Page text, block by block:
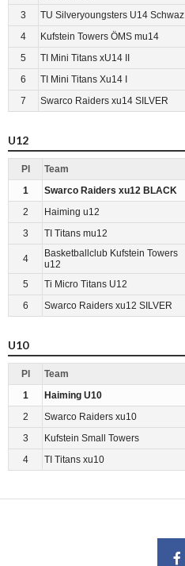
3
TU Silveryoungsters U14 Schwaz
4
Kufstein Towers ÖMS mu14
5
TI Mini Titans xU14 II
6
TI Mini Titans Xu14 I
7
Swarco Raiders xu14 SILVER
U12
Pl Team
1
Swarco Raiders xu12 BLACK
2
Haiming u12
3
TI Titans mu12
4
Basketballclub Kufstein Towers
u12
5 Ti Micro Titans U12
6
Swarco Raiders xu12 SILVER
U10
Pl Team
1
Haiming U10
2
Swarco Raiders xu10
3
Kufstein Small Towers
4
TI Titans xu10